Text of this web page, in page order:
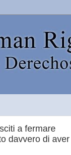
a fermare
davvero di aver